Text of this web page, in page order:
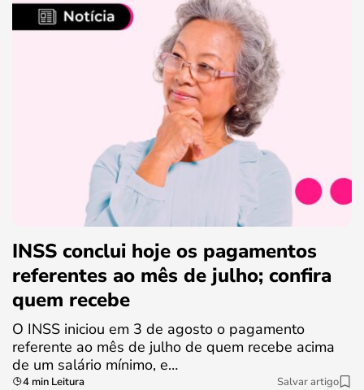
INSS conclui hoje os pagamentos
referentes ao mês de julho; confira
quem recebe
O INSS iniciou em 3 de agosto o pagamento
referente ao mês de julho de quem recebe acima
de um salário mínimo, e…
4 min Leitura Salvar artigo